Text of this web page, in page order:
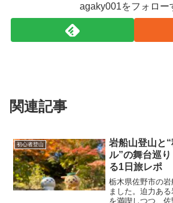
agaky001をフォロー
関連記事
初心者登山
岩船山登山と
ル”の舞台巡
る1日旅レポ
栃木県佐野市の
ました。迫力あ
を満喫しつつ、佐